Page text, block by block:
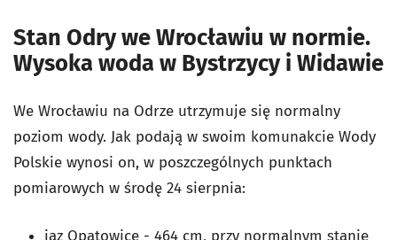
Stan Odry we Wrocławiu w normie.
Wysoka woda w Bystrzycy i Widawie
We Wrocławiu na Odrze utrzymuje się normalny
poziom wody. Jak podają w swoim komunakcie Wody
Polskie wynosi on, w poszczególnych punktach
pomiarowych w środę 24 sierpnia:
jaz Opatowice - 464 cm, przy normalnym stanie